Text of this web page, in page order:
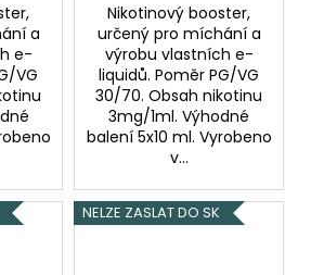
a
e-
VG
Nikotinový booster,
určený pro míchání a
výrobu vlastních e-
liquidů. Poměr PG/VG
30/70. Obsah nikotinu
3mg/1ml. Výhodné
balení 5x10 ml. Vyrobeno
v...
NELZE ZASLAT DO SK